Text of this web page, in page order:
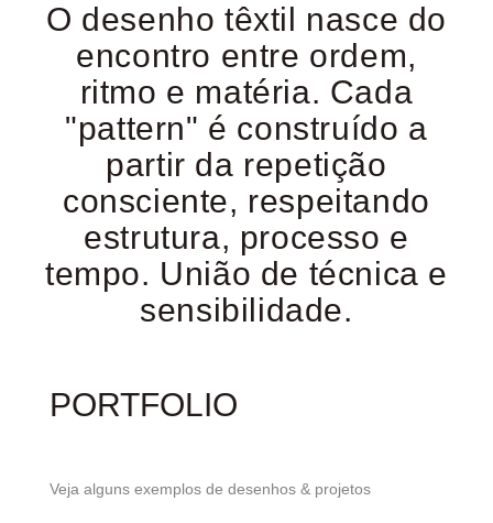
O desenho têxtil nasce do
encontro entre ordem,
ritmo e matéria. Cada
"pattern" é construído a
partir da repetição
consciente, respeitando
estrutura, processo e
tempo. União de técnica e
sensibilidade.
PORTFOLIO
Veja alguns exemplos de desenhos & projetos